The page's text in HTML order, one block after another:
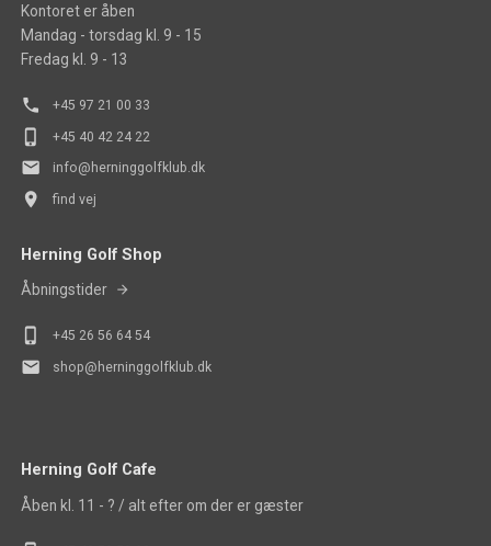
Kontoret er åben
Mandag - torsdag kl. 9 - 15
Fredag kl. 9 - 13
phone +45 97 21 00 33
phone_iphone +45 40 42 24 22
mail info@herninggolfklub.dk
place find vej
Herning Golf Shop
Åbningstider
phone_iphone +45 26 56 64 54
mail shop@herninggolfklub.dk
Herning Golf Cafe
Åben kl. 11 - ? / alt efter om der er gæster